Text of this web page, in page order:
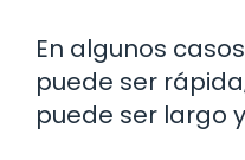
En algunos
puede ser
puede ser largo